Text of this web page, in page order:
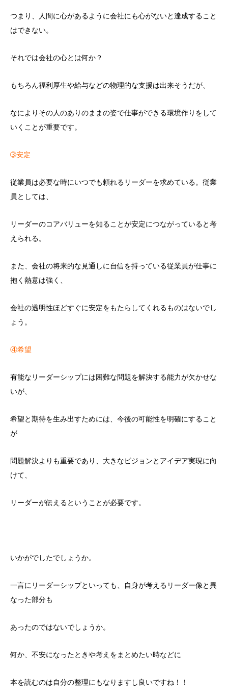
つまり、人間に心があるように会社にも心がないと達成すること
はできない。
それでは会社の心とは何か？
もちろん福利厚生や給与などの物理的な支援は出来そうだが、
なによりその人のありのままの姿で仕事ができる環境作りをして
いくことが重要です。
➂安定
従業員は必要な時にいつでも頼れるリーダーを求めている。従業
員としては、
リーダーのコアバリューを知ることが安定につながっていると考
えられる。
また、会社の将来的な見通しに自信を持っている従業員が仕事に
抱く熱意は強く、
会社の透明性ほどすぐに安定をもたらしてくれるものはないでし
ょう。
④希望
有能なリーダーシップには困難な問題を解決する能力が欠かせな
いが、
希望と期待を生み出すためには、今後の可能性を明確にすること
が
問題解決よりも重要であり、大きなビジョンとアイデア実現に向
けて、
リーダーが伝えるということが必要です。
いかがでしたでしょうか。
一言にリーダーシップといっても、自身が考えるリーダー像と異
なった部分も
あったのではないでしょうか。
何か、不安になったときや考えをまとめたい時などに
本を読むのは自分の整理にもなりますし良いですね！！